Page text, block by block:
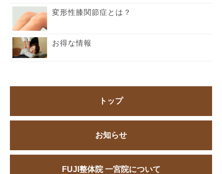
変形性膝関節症とは？
お得な情報
トップ
お知らせ
FUJI整体院 一宮院について